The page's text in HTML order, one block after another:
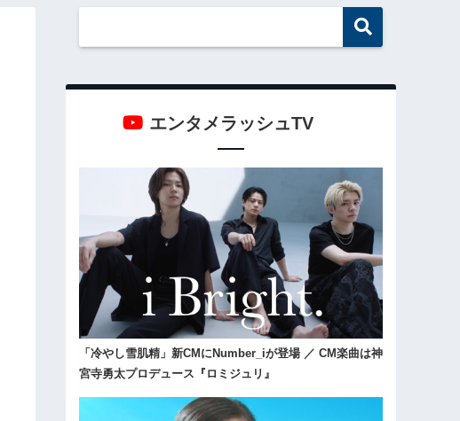
エンタメラッシュTV
「冷やし雪肌精」新CMにNumber_iが登場 ／ CM楽曲は神
宮寺勇太プロデュース『ロミジュリ』